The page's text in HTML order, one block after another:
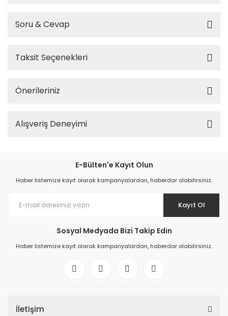
Soru & Cevap
Taksit Seçenekleri
Önerileriniz
Alışveriş Deneyimi
E-Bülten'e Kayıt Olun
Haber listemize kayıt olarak kampanyalardan, haberdar olabilirsiniz.
Kayıt Ol
Sosyal Medyada Bizi Takip Edin
Haber listemize kayıt olarak kampanyalardan, haberdar olabilirsiniz.
İletişim